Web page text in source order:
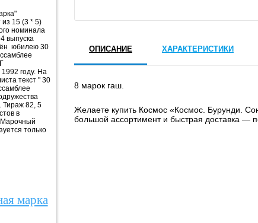
ОПИСАНИЕ ХАРАКТЕРИСТИКИ
8 марок гаш.
Желаете купить Космос «Космос. Бурунди.
большой ассортимент и быстрая доставка —
15 (3 * 5)
номинала
выпуска
юбилею 30
году. На
текст " 30
Тираж 82, 5
в
Марочный
только
марка